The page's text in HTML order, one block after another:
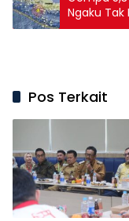
Ngaku Tak
Pos Terkait